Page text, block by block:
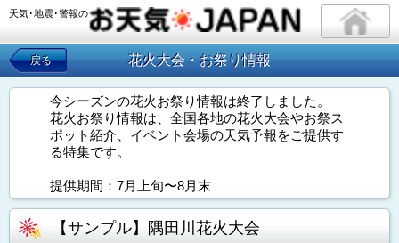
天気･地震･警報の
戻る 花火大会・お祭り情報
今シーズンの花火お祭り情報は終了しました。
花火お祭り情報は、全国各地の花火大会やお祭ス
ポット紹介、イベント会場の天気予報をご提供す
る特集です。
提供期間：7月上旬〜8月末
【サンプル】隅田川花火大会